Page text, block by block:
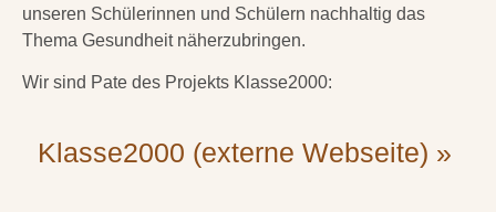
unseren Schülerinnen und Schülern nachhaltig das
Thema Gesundheit näherzubringen.
Wir sind Pate des Projekts Klasse2000:
Klasse2000 (externe Webseite) »